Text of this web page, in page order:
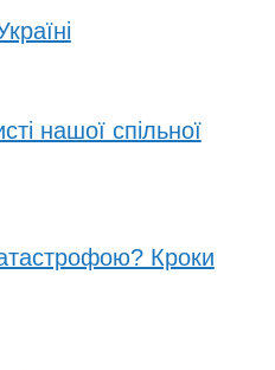
нашої спільної
Кроки